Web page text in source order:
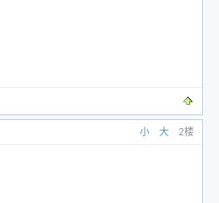
小 大 2楼